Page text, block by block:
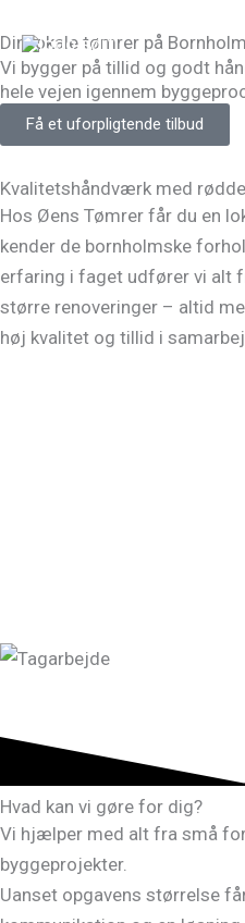
til
indholdet
Din lokale tømrer på Bornholm
Vi bygger på tillid og godt
hele vejen igennem
Få et uforpligtende tilbud
Kvalitetshåndværk med
Hos Øens Tømrer får du en
kender de bornholmske
erfaring i faget udfører vi alt
større renoveringer – altid
høj kvalitet og tillid i
Hvad kan vi gøre for dig?
Vi hjælper med alt fra små
byggeprojekter.
Uanset opgavens størrelse